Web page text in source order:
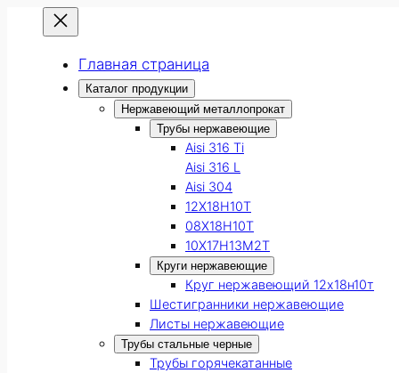
Главная страница
Каталог продукции
Нержавеющий металлопрокат
Трубы нержавеющие
Aisi 316 Ti
Aisi 316 L
Aisi 304
12Х18Н10Т
08Х18Н10Т
10Х17Н13М2Т
Круги нержавеющие
Круг нержавеющий 12х18н10т
Шестигранники нержавеющие
Листы нержавеющие
Трубы стальные черные
Трубы горячекатанные